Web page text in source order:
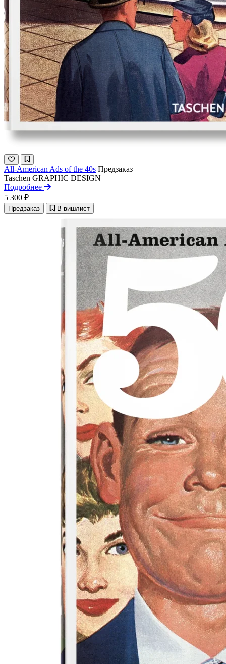
All-American Ads of the 40s Предзаказ
Taschen GRAPHIC DESIGN
Подробнее
5 300 ₽
Предзаказ В вишлист